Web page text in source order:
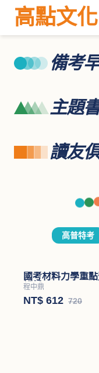
高點文化
備考
主題
讀友
高普特考
國考材料力學重
解析
程中鼎
NT$ 612 720